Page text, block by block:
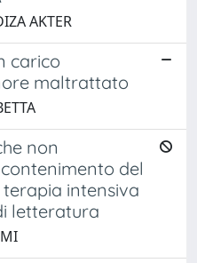
AKTER
carico
maltrattato
non
del
intensiva
letteratura